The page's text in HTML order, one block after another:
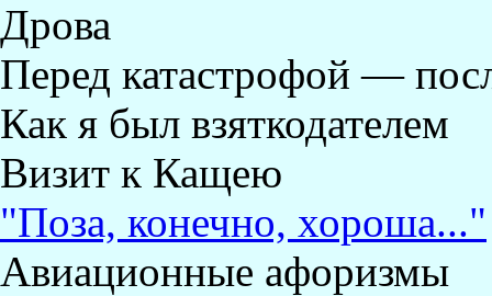
Дрова
Перед катастрофой —
Как я был взяткодателем
Визит к Кащею
"Поза, конечно, хороша..."
Авиационные афоризмы